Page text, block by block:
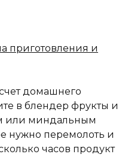
приготовления и
домашнего
в блендер фрукты и
или миндальным
нужно перемолоть и
часов продукт